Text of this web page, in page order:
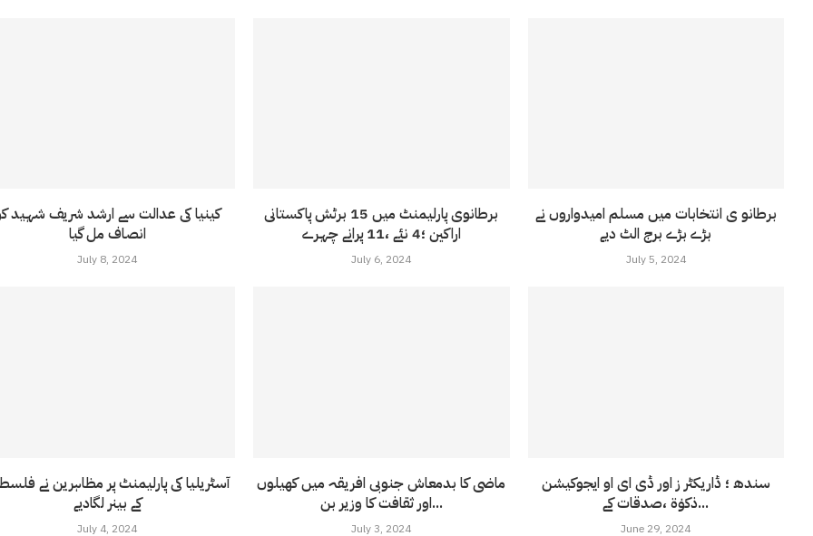
کینیا کی عدالت سے ارشد شریف شہید
انصاف مل گیا
July 8, 2024
برطانوی پارلیمنٹ میں 15 برٹش پاکستانی
اراکین ؛4 نئے ،11 پرانے چہرے
July 6, 2024
برطانو ی انتخابات میں مسلم امیدواروں نے
بڑے بڑے برج الٹ دیے
July 5, 2024
آسٹریلیا کی پارلیمنٹ پر مظاہرین نے
کے بینر لگادیے
July 4, 2024
ماضی کا بدمعاش جنوبی افریقہ میں کھیلوں
اور ثقافت کا وزیر بن...
July 3, 2024
سندھ ؛ ڈاریکٹر ز اور ڈی ای او ایجوکیشن
ذکوٰۃ ،صدقات کے...
June 29, 2024